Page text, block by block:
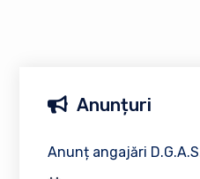
Anunțuri
Anunț angajări